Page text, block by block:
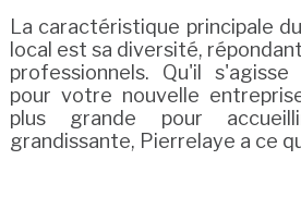
La caractéristique principale
local est sa diversité,
professionnels. Qu'il
pour votre nouvelle
plus grande pour
grandissante, Pierrelaye a ce